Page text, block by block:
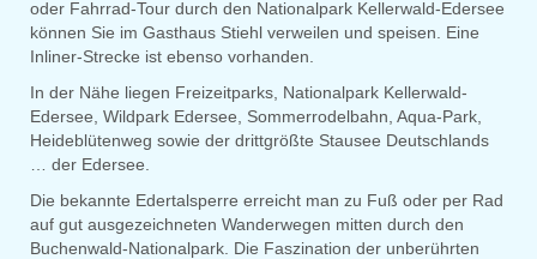
oder Fahrrad-Tour durch den Nationalpark Kellerwald-Edersee
können Sie im Gasthaus Stiehl verweilen und speisen. Eine
Inliner-Strecke ist ebenso vorhanden.
In der Nähe liegen Freizeitparks, Nationalpark Kellerwald-
Edersee, Wildpark Edersee, Sommerrodelbahn, Aqua-Park,
Heideblütenweg sowie der drittgrößte Stausee Deutschlands
… der Edersee.
Die bekannte Edertalsperre erreicht man zu Fuß oder per Rad
auf gut ausgezeichneten Wanderwegen mitten durch den
Buchenwald-Nationalpark. Die Faszination der unberührten